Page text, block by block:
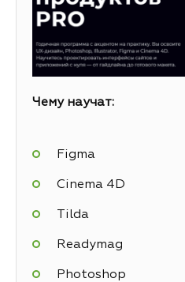
Чему научат:
Figma
Cinema 4D
Tilda
Readymag
Photoshop